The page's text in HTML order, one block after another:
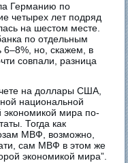
Германию по
четырех лет подряд
на шестом месте.
по отдельным
6–8%, но, скажем, в
совпали, разница
на доллары США,
национальной
мира по-
Тогда как
МВФ, возможно,
сам МВФ в этом же
экономикой мира”.